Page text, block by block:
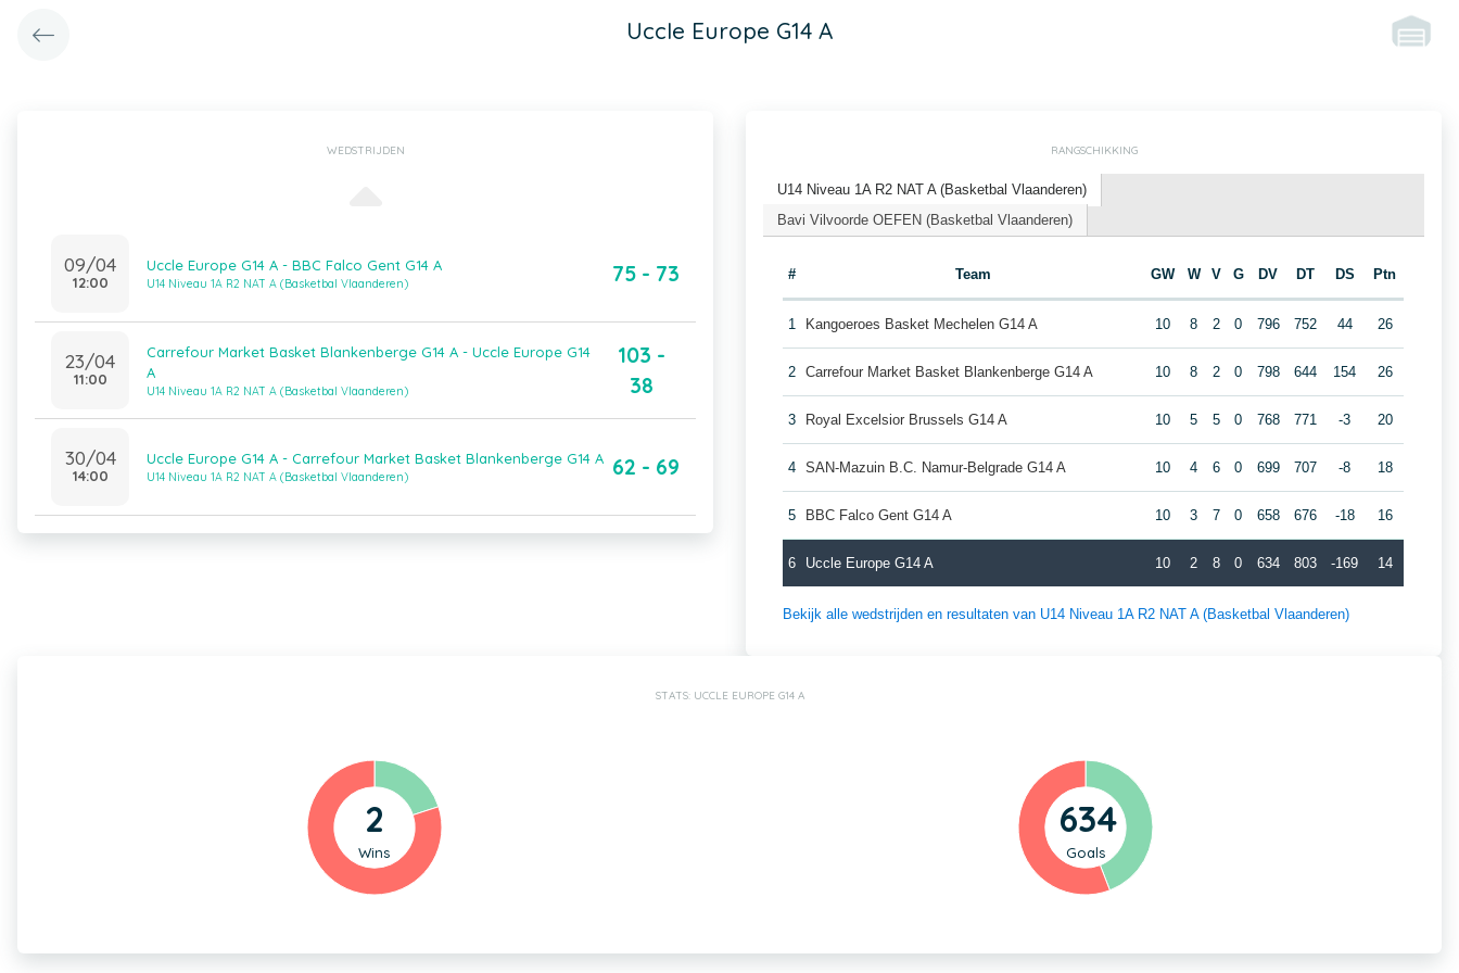
Uccle Europe G14 A
WEDSTRIJDEN
09/04
12:00
Uccle Europe G14 A - BBC Falco Gent G14 A
U14 Niveau 1A R2 NAT A (Basketbal Vlaanderen) 75 - 73
23/04
11:00
Carrefour Market Basket Blankenberge G14 A - Uccle Europe G14
A
U14 Niveau 1A R2 NAT A (Basketbal Vlaanderen)
103 -
38
30/04
14:00
Uccle Europe G14 A - Carrefour Market Basket Blankenberge G14 A
U14 Niveau 1A R2 NAT A (Basketbal Vlaanderen) 62 - 69
RANGSCHIKKING
U14 Niveau 1A R2 NAT A (Basketbal Vlaanderen)
Bavi Vilvoorde OEFEN (Basketbal Vlaanderen)
# Team GW W V G DV DT DS Ptn
1 Kangoeroes Basket Mechelen G14 A 10 8 2 0 796 752 44 26
2 Carrefour Market Basket Blankenberge G14 A 10 8 2 0 798 644 154 26
3 Royal Excelsior Brussels G14 A 10 5 5 0 768 771 -3 20
4 SAN-Mazuin B.C. Namur-Belgrade G14 A 10 4 6 0 699 707 -8 18
5 BBC Falco Gent G14 A 10 3 7 0 658 676 -18 16
6 Uccle Europe G14 A 10 2 8 0 634 803 -169 14
Bekijk alle wedstrijden en resultaten van U14 Niveau 1A R2 NAT A (Basketbal Vlaanderen)
STATS: UCCLE EUROPE G14 A
2
Wins
634
Goals